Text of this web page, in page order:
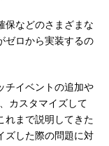
保などのさまざまな
ゼロから実装するの
チイベントの追加や
カスタマイズして
れまで説明してきた
ズした際の問題に対